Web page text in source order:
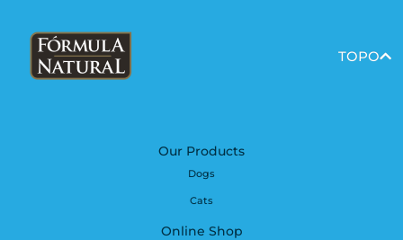
TOPO
Our Products
Dogs
Cats
Online Shop